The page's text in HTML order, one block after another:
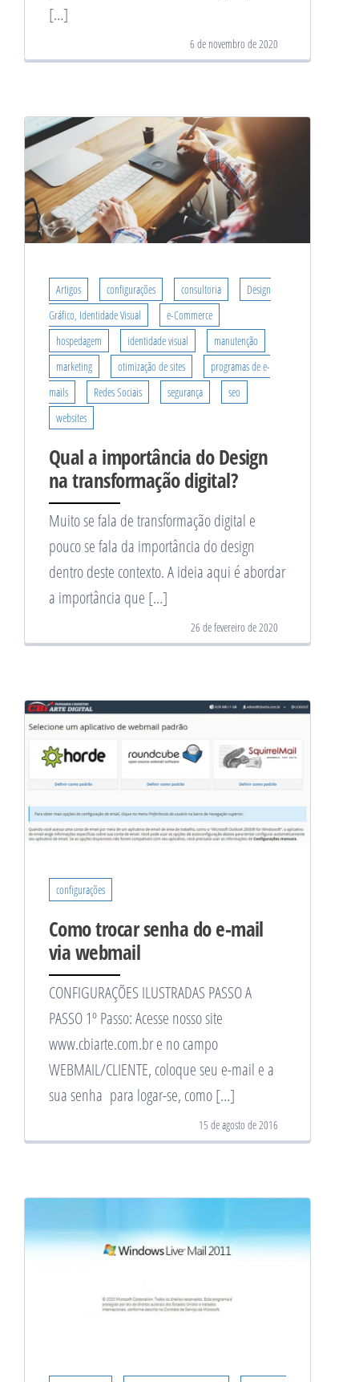
[…]
6 de novembro de 2020
Artigos configurações consultoria
Design
Gráfico, Identidade Visual
e-Commerce
hospedagem
identidade visual
manutenção
marketing
otimização de sites
programas de e-
mails
Redes Sociais segurança
seo
websites
Qual a importância do Design
na transformação digital?
Muito se fala de transformação digital e
pouco se fala da importância do design
dentro deste contexto. A ideia aqui é abordar
a importância que […]
26 de fevereiro de 2020
configurações
Como trocar senha do e-mail
via webmail
CONFIGURAÇÕES ILUSTRADAS PASSO A
PASSO 1º Passo: Acesse nosso site
www.cbiarte.com.br e no campo
WEBMAIL/CLIENTE, coloque seu e-mail e a
sua senha para logar-se, como […]
15 de agosto de 2016